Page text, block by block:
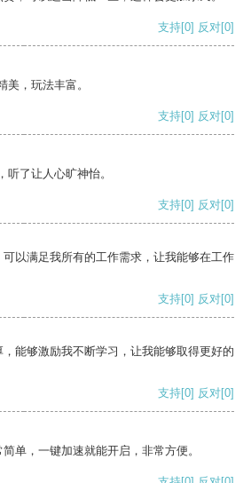
支持[0] 反对[0]
美，玩法丰富。
支持[0] 反对[0]
了让人心旷神怡。
支持[0] 反对[0]
以满足我所有的工作需求，让我能够在工作
支持[0] 反对[0]
能够激励我不断学习，让我能够取得更好的
支持[0] 反对[0]
单，一键加速就能开启，非常方便。